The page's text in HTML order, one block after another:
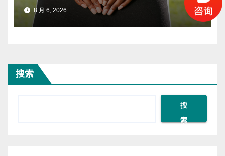
8 月 6, 2026
搜索
搜
索